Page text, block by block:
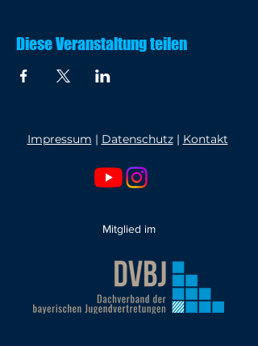
Diese Veranstaltung teilen
Impressum | Datenschutz| Kontakt
Mitglied im